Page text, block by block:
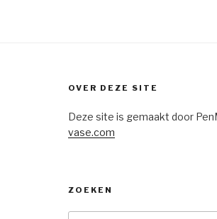
OVER DEZE SITE
Deze site is gemaakt door
vase.com
ZOEKEN